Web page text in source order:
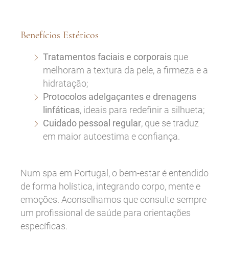
Benefícios Estéticos
Tratamentos faciais e corporais que
melhoram a textura da pele, a firmeza e a
hidratação;
Protocolos adelgaçantes e drenagens
linfáticas, ideais para redefinir a silhueta;
Cuidado pessoal regular, que se traduz
em maior autoestima e confiança.
Num spa em Portugal, o bem-estar é entendido
de forma holística, integrando corpo, mente e
emoções. Aconselhamos que consulte sempre
um profissional de saúde para orientações
específicas.